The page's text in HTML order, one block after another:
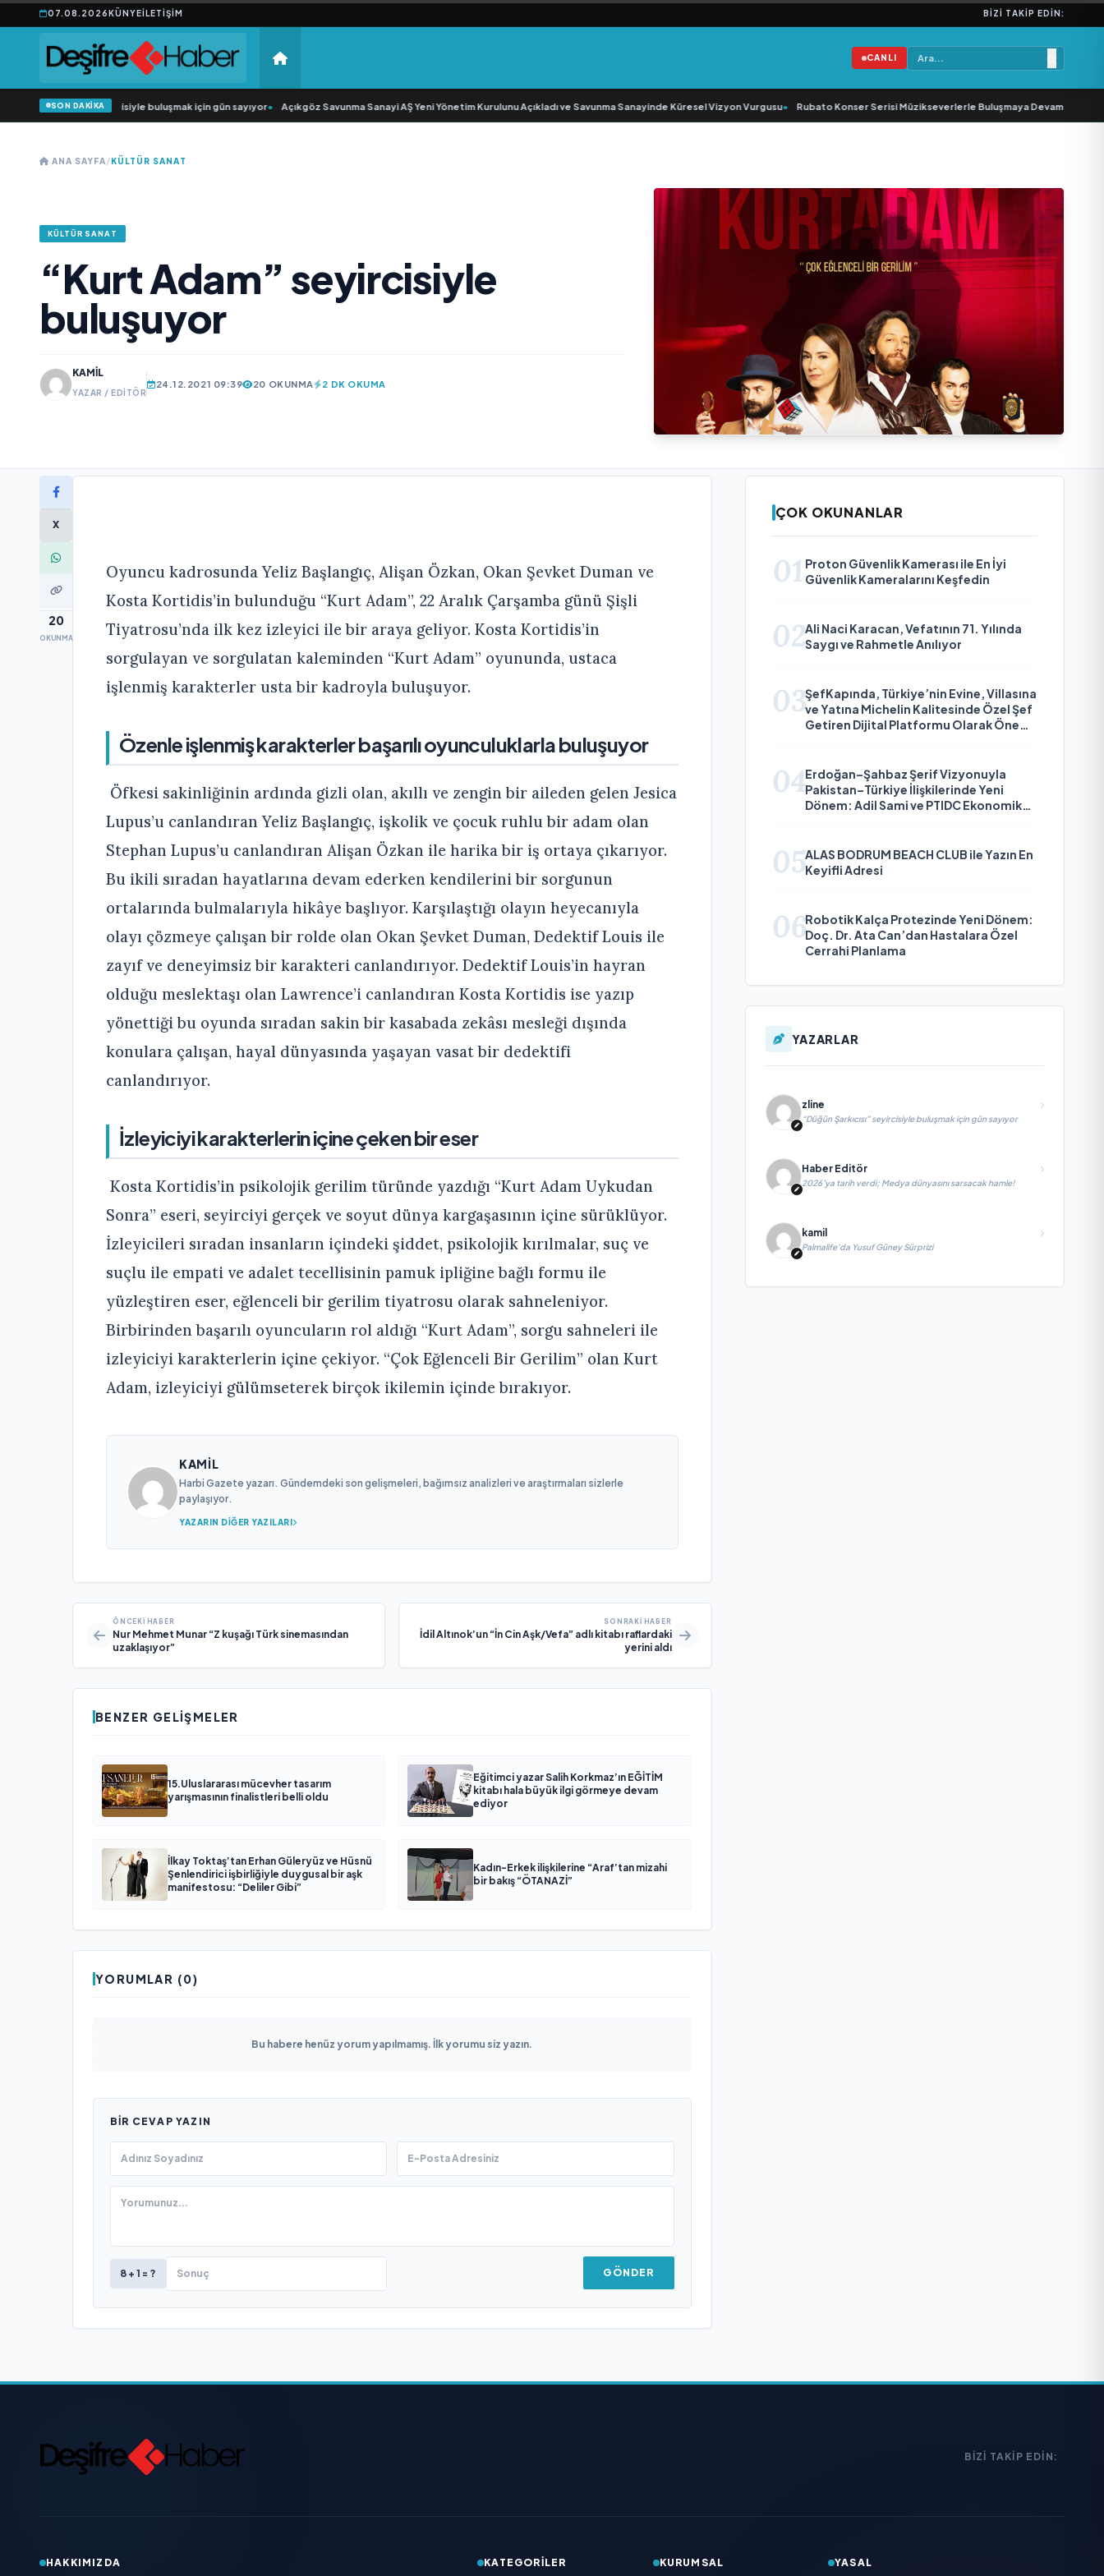
07.08.2026KÜNYEİLETIŞIM BIZI TAKIP EDIN:
CANLI
SON DAKİKA
Şarkıcısı” seyircisiyle buluşmak için gün sayıyor• Açıkgöz Savunma Sanayi AŞ Yeni Yönetim Kurulunu Açıkladı ve Savunma Sanayinde Küresel Vizyon Vurgusu• Rubato Konser Serisi Müzikseverlerle Buluşmaya Devam Ediyor
ANA SAYFA/KÜLTÜR SANAT
KÜLTÜR SANAT
“Kurt Adam” seyircisiyle
buluşuyor
KAMIL
YAZAR / EDITÖR
24.12.2021 09:39 20 OKUNMA 2 DK OKUMA
X
20
OKUNMA
Oyuncu kadrosunda Yeliz Başlangıç, Alişan Özkan, Okan Şevket Duman ve
Kosta Kortidis’in bulunduğu “Kurt Adam”, 22 Aralık Çarşamba günü Şişli
Tiyatrosu’nda ilk kez izleyici ile bir araya geliyor. Kosta Kortidis’in
sorgulayan ve sorgulatan kaleminden “Kurt Adam” oyununda, ustaca
işlenmiş karakterler usta bir kadroyla buluşuyor.
Özenle işlenmiş karakterler başarılı oyunculuklarla buluşuyor
Öfkesi sakinliğinin ardında gizli olan, akıllı ve zengin bir aileden gelen Jesica
Lupus’u canlandıran Yeliz Başlangıç, işkolik ve çocuk ruhlu bir adam olan
Stephan Lupus’u canlandıran Alişan Özkan ile harika bir iş ortaya çıkarıyor.
Bu ikili sıradan hayatlarına devam ederken kendilerini bir sorgunun
ortalarında bulmalarıyla hikâye başlıyor. Karşılaştığı olayın heyecanıyla
olayı çözmeye çalışan bir rolde olan Okan Şevket Duman, Dedektif Louis ile
zayıf ve deneyimsiz bir karakteri canlandırıyor. Dedektif Louis’in hayran
olduğu meslektaşı olan Lawrence’i canlandıran Kosta Kortidis ise yazıp
yönettiği bu oyunda sıradan sakin bir kasabada zekâsı mesleği dışında
konulara çalışan, hayal dünyasında yaşayan vasat bir dedektifi
canlandırıyor.
İzleyiciyi karakterlerin içine çeken bir eser
Kosta Kortidis’in psikolojik gerilim türünde yazdığı “Kurt Adam Uykudan
Sonra” eseri, seyirciyi gerçek ve soyut dünya kargaşasının içine sürüklüyor.
İzleyicileri sıradan insanların içindeki şiddet, psikolojik kırılmalar, suç ve
suçlu ile empati ve adalet tecellisinin pamuk ipliğine bağlı formu ile
yüzleştiren eser, eğlenceli bir gerilim tiyatrosu olarak sahneleniyor.
Birbirinden başarılı oyuncuların rol aldığı “Kurt Adam”, sorgu sahneleri ile
izleyiciyi karakterlerin içine çekiyor. “Çok Eğlenceli Bir Gerilim” olan Kurt
Adam, izleyiciyi gülümseterek birçok ikilemin içinde bırakıyor.
KAMIL
Harbi Gazete yazarı. Gündemdeki son gelişmeleri, bağımsız analizleri ve araştırmaları sizlerle
paylaşıyor.
YAZARIN DIĞER YAZILARI
ÖNCEKI HABER
Nur Mehmet Munar “Z kuşağı Türk sinemasından
uzaklaşıyor”
SONRAKI HABER
İdil Altınok’un “İn Cin Aşk/Vefa” adlı kitabı raflardaki
yerini aldı
BENZER GELIŞMELER
15.Uluslararası mücevher tasarım
yarışmasının finalistleri belli oldu
Eğitimci yazar Salih Korkmaz’ın EĞİTİM
kitabı hala büyük ilgi görmeye devam
ediyor
İlkay Toktaş’tan Erhan Güleryüz ve Hüsnü
Şenlendirici işbirliğiyle duygusal bir aşk
manifestosu: “Deliler Gibi”
Kadın-Erkek ilişkilerine “Araf’tan mizahi
bir bakış “ÖTANAZİ”
YORUMLAR (0)
Bu habere henüz yorum yapılmamış. İlk yorumu siz yazın.
BIR CEVAP YAZIN
8 + 1 = ? GÖNDER
ÇOK OKUNANLAR
01 Proton Güvenlik Kamerası ile En İyi
Güvenlik Kameralarını Keşfedin
02Ali Naci Karacan, Vefatının 71. Yılında
Saygı ve Rahmetle Anılıyor
03ŞefKapında, Türkiye’nin Evine, Villasına
ve Yatına Michelin Kalitesinde Özel Şef
Getiren Dijital Platformu Olarak Öne
04Erdoğan–Şahbaz Şerif Vizyonuyla
Pakistan–Türkiye İlişkilerinde Yeni
Dönem: Adil Sami ve PTIDC Ekonomik
05ALAS BODRUM BEACH CLUB ile Yazın En
Keyifli Adresi
06Robotik Kalça Protezinde Yeni Dönem:
Doç. Dr. Ata Can’dan Hastalara Özel
Cerrahi Planlama
YAZARLAR
zline
“Düğün Şarkıcısı” seyircisiyle buluşmak için gün sayıyor
Haber Editör
2026’ya tarih verdi; Medya dünyasını sarsacak hamle!
kamil
Palmalife’da Yusuf Güney Sürprizi
BIZI TAKIP EDIN:
HAKKIMIZDA KATEGORILER KURUMSAL YASAL